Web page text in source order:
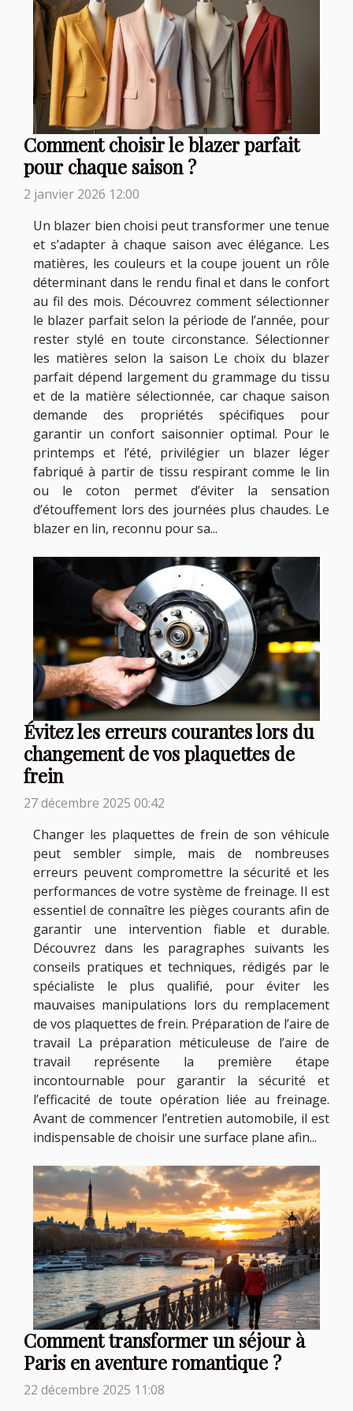
Comment choisir le blazer parfait
pour chaque saison ?
2 janvier 2026 12:00
Un blazer bien choisi peut transformer une tenue
et s’adapter à chaque saison avec élégance. Les
matières, les couleurs et la coupe jouent un rôle
déterminant dans le rendu final et dans le confort
au fil des mois. Découvrez comment sélectionner
le blazer parfait selon la période de l’année, pour
rester stylé en toute circonstance. Sélectionner
les matières selon la saison Le choix du blazer
parfait dépend largement du grammage du tissu
et de la matière sélectionnée, car chaque saison
demande des propriétés spécifiques pour
garantir un confort saisonnier optimal. Pour le
printemps et l’été, privilégier un blazer léger
fabriqué à partir de tissu respirant comme le lin
ou le coton permet d’éviter la sensation
d’étouffement lors des journées plus chaudes. Le
blazer en lin, reconnu pour sa...
Évitez les erreurs courantes lors du
changement de vos plaquettes de
frein
27 décembre 2025 00:42
Changer les plaquettes de frein de son véhicule
peut sembler simple, mais de nombreuses
erreurs peuvent compromettre la sécurité et les
performances de votre système de freinage. Il est
essentiel de connaître les pièges courants afin de
garantir une intervention fiable et durable.
Découvrez dans les paragraphes suivants les
conseils pratiques et techniques, rédigés par le
spécialiste le plus qualifié, pour éviter les
mauvaises manipulations lors du remplacement
de vos plaquettes de frein. Préparation de l’aire de
travail La préparation méticuleuse de l’aire de
travail représente la première étape
incontournable pour garantir la sécurité et
l’efficacité de toute opération liée au freinage.
Avant de commencer l’entretien automobile, il est
indispensable de choisir une surface plane afin...
Comment transformer un séjour à
Paris en aventure romantique ?
22 décembre 2025 11:08